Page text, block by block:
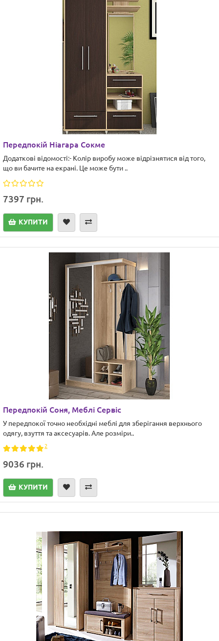
Передпокій Ніагара Сокме
Додаткові відомості:- Колір виробу може відрізнятися від того,
що ви бачите на екрані. Це може бути ..
7397 грн.
КУПИТИ
Передпокій Соня, Меблі Сервіс
У передпокої точно необхідні меблі для зберігання верхнього
одягу, взуття та аксесуарів. Але розміри..
2
9036 грн.
КУПИТИ